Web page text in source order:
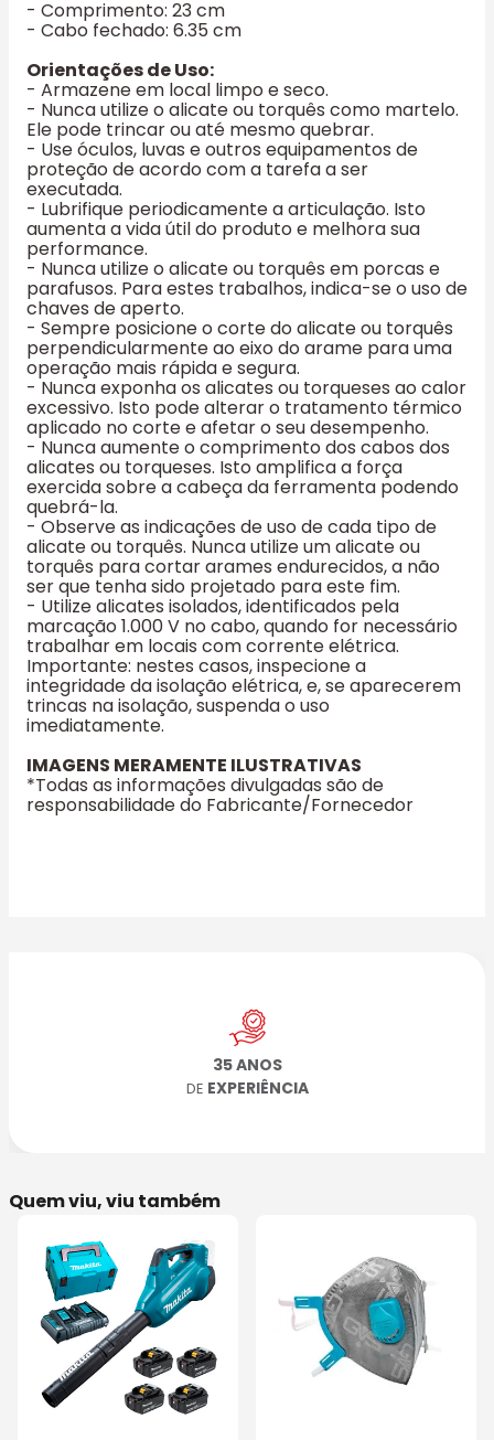
- Comprimento: 23 cm
- Cabo fechado: 6.35 cm
Orientações de Uso:
- Armazene em local limpo e seco.
- Nunca utilize o alicate ou torquês como martelo.
Ele pode trincar ou até mesmo quebrar.
- Use óculos, luvas e outros equipamentos de
proteção de acordo com a tarefa a ser
executada.
- Lubrifique periodicamente a articulação. Isto
aumenta a vida útil do produto e melhora sua
performance.
- Nunca utilize o alicate ou torquês em porcas e
parafusos. Para estes trabalhos, indica-se o uso de
chaves de aperto.
- Sempre posicione o corte do alicate ou torquês
perpendicularmente ao eixo do arame para uma
operação mais rápida e segura.
- Nunca exponha os alicates ou torqueses ao calor
excessivo. Isto pode alterar o tratamento térmico
aplicado no corte e afetar o seu desempenho.
- Nunca aumente o comprimento dos cabos dos
alicates ou torqueses. Isto amplifica a força
exercida sobre a cabeça da ferramenta podendo
quebrá-la.
- Observe as indicações de uso de cada tipo de
alicate ou torquês. Nunca utilize um alicate ou
torquês para cortar arames endurecidos, a não
ser que tenha sido projetado para este fim.
- Utilize alicates isolados, identificados pela
marcação 1.000 V no cabo, quando for necessário
trabalhar em locais com corrente elétrica.
Importante: nestes casos, inspecione a
integridade da isolação elétrica, e, se aparecerem
trincas na isolação, suspenda o uso
imediatamente.
IMAGENS MERAMENTE ILUSTRATIVAS
*Todas as informações divulgadas são de
responsabilidade do Fabricante/Fornecedor
35 ANOS
DE EXPERIÊNCIA
Quem viu, viu também